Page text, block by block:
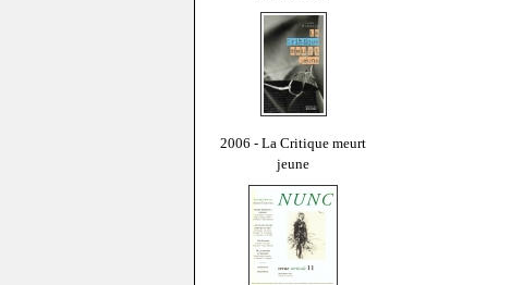
2006 - La Critique meurt
jeune